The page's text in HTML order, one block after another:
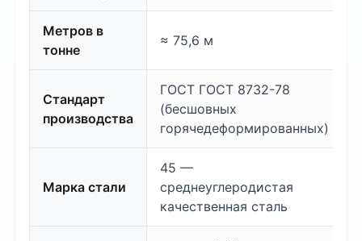
Метров в
тонне
≈ 75,6 м
Стандарт
производства
ГОСТ ГОСТ 8732-78
(бесшовных
горячедеформированных)
Марка стали
45 —
среднеуглеродистая
качественная сталь